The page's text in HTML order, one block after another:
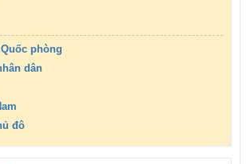
phòng
dân
đô